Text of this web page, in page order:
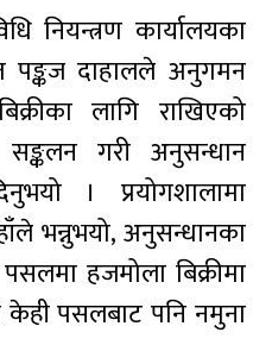
नियन्त्रण कार्यालयका
पङ्कज दाहालले अनुगमन
लागि राखिएको
गरी अनुसन्धान
। प्रयोगशालामा
भन्नुभयो, अनुसन्धानका
हजमोला बिक्रीमा
पसलबाट पनि नमुना